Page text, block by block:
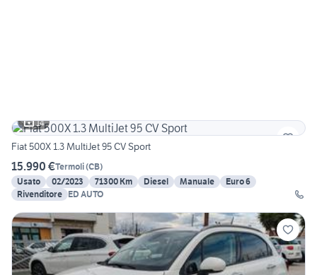
14
Fiat 500X 1.3 MultiJet 95 CV Sport
15.990 €Termoli(CB)
Usato
02/2023 71300 Km Diesel Manuale
Euro 6
Rivenditore ED AUTO